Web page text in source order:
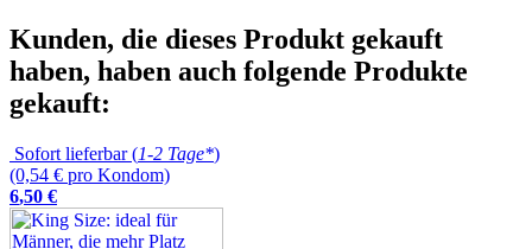
Kunden, die dieses Produkt gekauft
haben, haben auch folgende Produkte
gekauft:
Sofort lieferbar (1-2 Tage*)
(0,54 € pro Kondom)
6,50 €